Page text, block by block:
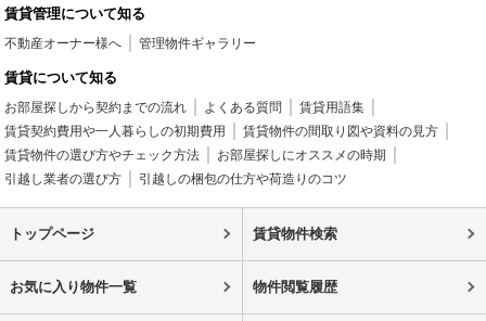
賃貸管理について知る
不動産オーナー様へ 管理物件ギャラリー
賃貸について知る
お部屋探しから契約までの流れ よくある質問
賃貸用語集
賃貸契約費用や一人暮らしの初期費用
賃貸物件の間取り図や資料の見方
賃貸物件の選び方やチェック方法
お部屋探しにオススメの時期
引越し業者の選び方
引越しの梱包の仕方や荷造りのコツ
トップページ 賃貸物件検索
お気に入り物件一覧 物件閲覧履歴